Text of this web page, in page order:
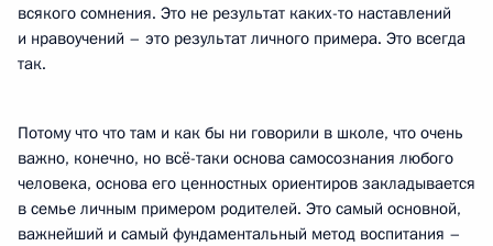
всякого сомнения. Это не результат каких-то наставлений
и нравоучений – это результат личного примера. Это всегда
так.
Потому что что там и как бы ни говорили в школе, что очень
важно, конечно, но всё-таки основа самосознания любого
человека, основа его ценностных ориентиров закладывается
в семье личным примером родителей. Это самый основной,
важнейший и самый фундаментальный метод воспитания –